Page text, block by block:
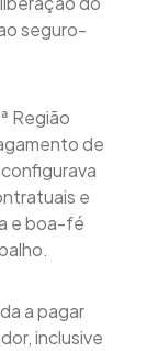
seguro-
Região
de
e
e boa-fé
a pagar
inclusive